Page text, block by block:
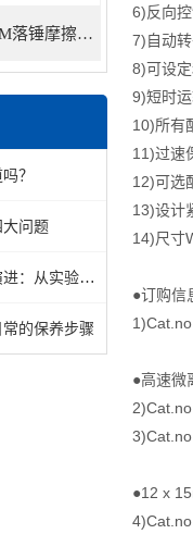
BAM落锤摩擦感度仪
？
问题
紫外荧光硫测定仪技术演进：从实验室到工业现场的跨越
的保养步骤
6)反向
7)自动
8)可设
9)短时
10)所有
11)过速
12)可选
13)设计
14)尺寸
●订购信
●高速微
●12 x